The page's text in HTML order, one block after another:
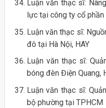
Luận văn thạc sĩ:
lực tại công ty cổ
Luận văn thạc sĩ:
đô tại Hà Nội, HAY
Luận văn thạc sĩ:
bóng đèn Điện Quang,
Luận văn thạc sĩ:
bộ phường tại TPHCM